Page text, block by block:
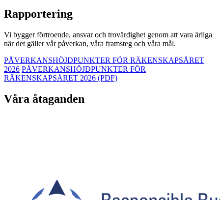
Rapportering
Vi bygger förtroende, ansvar och trovärdighet genom att vara ärliga
när det gäller vår påverkan, våra framsteg och våra mål.
PÅVERKANSHÖJDPUNKTER FÖR RÄKENSKAPSÅRET
2026 PÅVERKANSHÖJDPUNKTER FÖR
RÄKENSKAPSÅRET 2026 (PDF)
Våra åtaganden